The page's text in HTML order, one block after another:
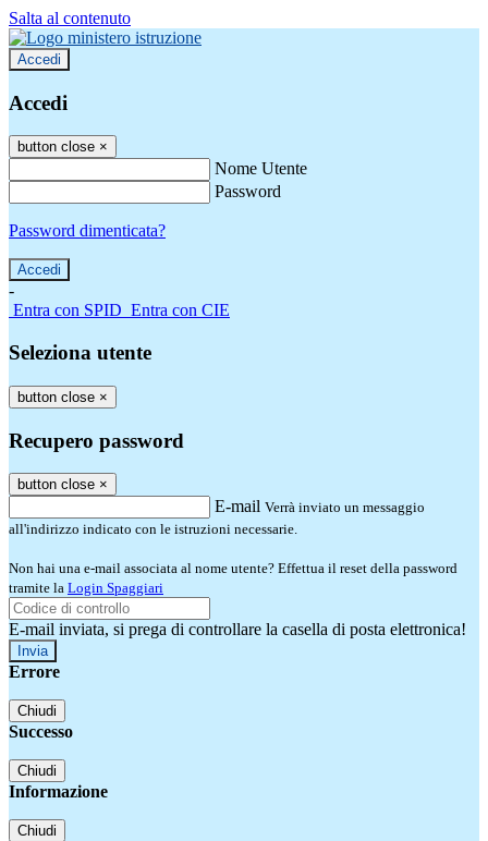
Salta al contenuto
Accedi
Accedi
button close ×
Nome Utente
Password
Password dimenticata?
-
Entra con SPID Entra con CIE
Seleziona utente
button close ×
Recupero password
button close ×
E-mail Verrà inviato un messaggio
all'indirizzo indicato con le istruzioni necessarie.
Non hai una e-mail associata al nome utente? Effettua il reset della password
tramite la Login Spaggiari
E-mail inviata, si prega di controllare la casella di posta elettronica!
Errore
Chiudi
Successo
Chiudi
Informazione
Chiudi